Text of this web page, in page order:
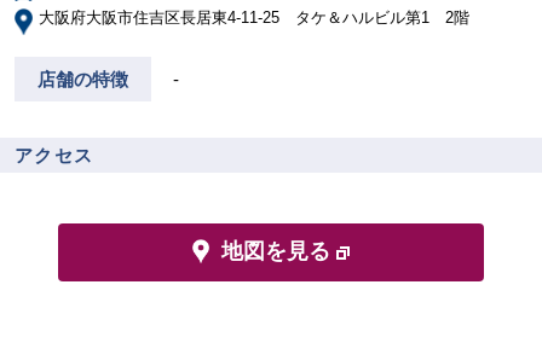
大阪府大阪市住吉区長居東4-11-25 タケ＆ハルビル第1 2階
店舗の特徴 -
アクセス
地図を見る